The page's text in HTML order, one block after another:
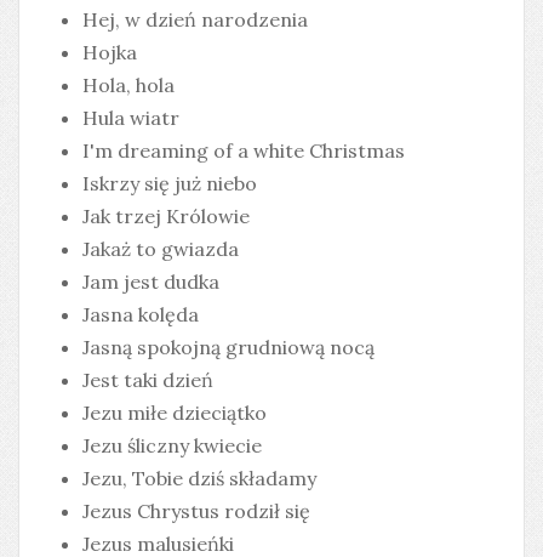
Hej, w dzień narodzenia
Hojka
Hola, hola
Hula wiatr
I'm dreaming of a white Christmas
Iskrzy się już niebo
Jak trzej Królowie
Jakaż to gwiazda
Jam jest dudka
Jasna kolęda
Jasną spokojną grudniową nocą
Jest taki dzień
Jezu miłe dzieciątko
Jezu śliczny kwiecie
Jezu, Tobie dziś składamy
Jezus Chrystus rodził się
Jezus malusieńki